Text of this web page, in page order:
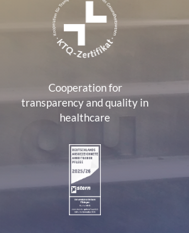
Cooperation for
transparency and quality in
healthcare